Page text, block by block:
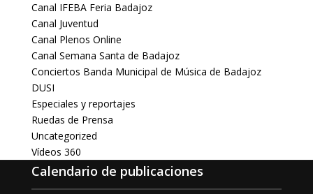
Canal IFEBA Feria Badajoz
Canal Juventud
Canal Plenos Online
Canal Semana Santa de Badajoz
Conciertos Banda Municipal de Música de Badajoz
DUSI
Especiales y reportajes
Ruedas de Prensa
Uncategorized
Vídeos 360
Calendario de publicaciones